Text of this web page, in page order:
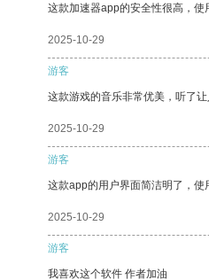
这款加速器app的安全性很高，使
2025-10-29
游客
这款游戏的音乐非常优美，听了让
2025-10-29
游客
这款app的用户界面简洁明了，使
2025-10-29
游客
我喜欢这个软件 作者加油